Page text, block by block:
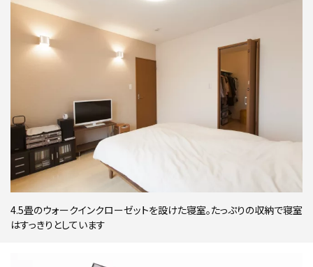
4.5畳のウォークインクローゼットを設けた寝室。たっぷりの収納で寝室
はすっきりとしています